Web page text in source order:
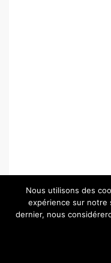
©
Nous utilisons des
expérience sur notre
dernier, nous